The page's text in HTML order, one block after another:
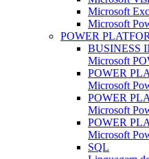
Microsoft
Microsoft
POWER
BUSINESS
Microsoft
POWER
Microsoft
POWER
Microsoft
POWER
Microsoft
SQL